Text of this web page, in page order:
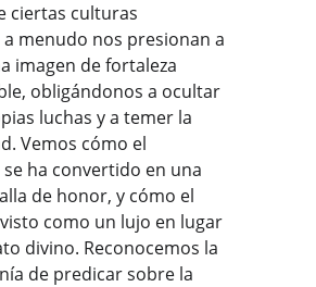
ciertas culturas
menudo nos presionan a
imagen de fortaleza
obligándonos a ocultar
luchas y a temer la
Vemos cómo el
ha convertido en una
de honor, y cómo el
como un lujo en lugar
divino. Reconocemos la
de predicar sobre la